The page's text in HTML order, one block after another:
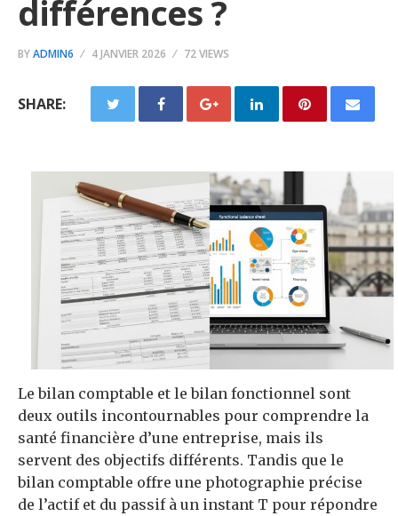
différences ?
BYADMIN6 4 JANVIER 2026 72 VIEWS
SHARE:
Le bilan comptable et le bilan fonctionnel sont
deux outils incontournables pour comprendre la
santé financière d’une entreprise, mais ils
servent des objectifs différents. Tandis que le
bilan comptable offre une photographie précise
de l’actif et du passif à un instant T pour répondre